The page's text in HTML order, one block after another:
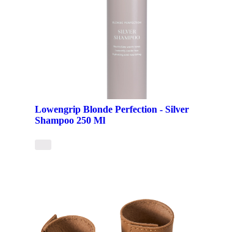
Lowengrip Blonde Perfection - Silver
Shampoo 250 Ml